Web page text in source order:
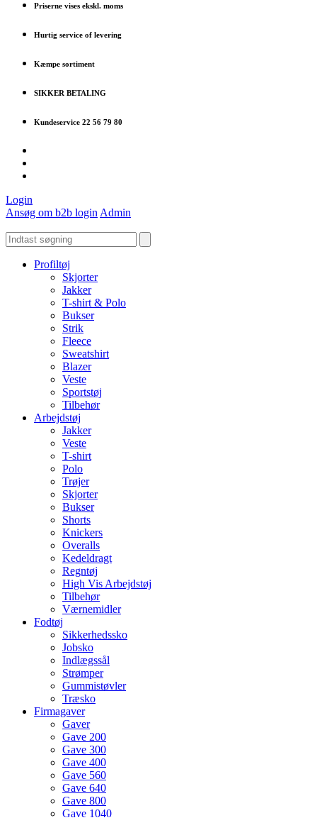
Priserne vises ekskl. moms
Hurtig service of levering
Kæmpe sortiment
SIKKER BETALING
Kundeservice 22 56 79 80
Login
Ansøg om b2b login Admin
Profiltøj
Skjorter
Jakker
T-shirt & Polo
Bukser
Strik
Fleece
Sweatshirt
Blazer
Veste
Sportstøj
Tilbehør
Arbejdstøj
Jakker
Veste
T-shirt
Polo
Trøjer
Skjorter
Bukser
Shorts
Knickers
Overalls
Kedeldragt
Regntøj
High Vis Arbejdstøj
Tilbehør
Værnemidler
Fodtøj
Sikkerhedssko
Jobsko
Indlægssål
Strømper
Gummistøvler
Træsko
Firmagaver
Gaver
Gave 200
Gave 300
Gave 400
Gave 560
Gave 640
Gave 800
Gave 1040